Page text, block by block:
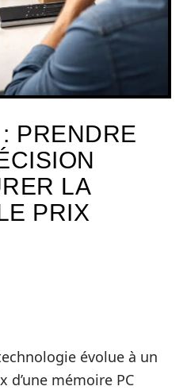
PRENDRE
LA
PRIX
évolue à un
d’une mémoire PC